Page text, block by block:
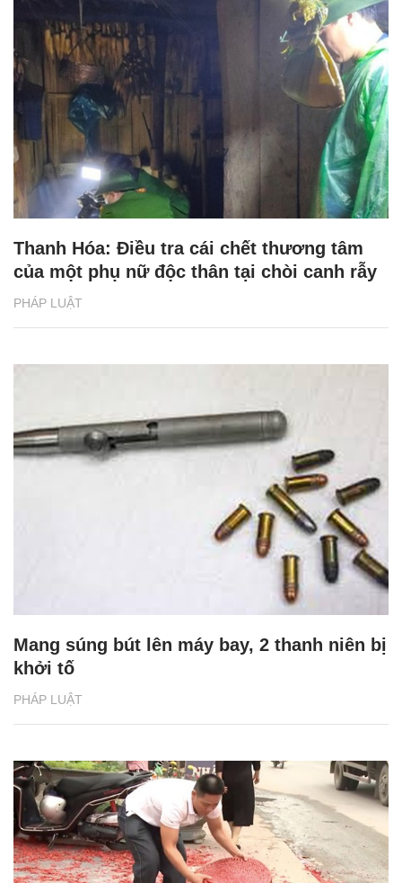
PHÁP LUẬT
Thanh Hóa: Điều tra cái chết thương tâm
của một phụ nữ độc thân tại chòi canh rẫy
PHÁP LUẬT
Mang súng bút lên máy bay, 2 thanh niên bị
khởi tố